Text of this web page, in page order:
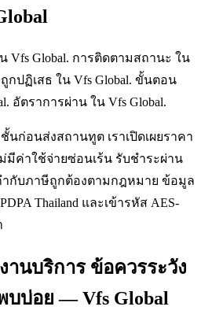
Global. การติดตามสถานะ ใน
กปฏิเสธ ใน Vfs Global. ขั้นตอน
อัตราการผ่าน ใน Vfs Global.
นก่อนส่งสถานทูต เราเปิดเผยราคา
มีค่าใช้จ่ายซ่อนเร้น รับชำระผ่าน
ำกับภาษีถูกต้องตามกฎหมาย ข้อมูล
Thailand และเข้ารหัส AES-
นบริการ ข้อควรระวัง
บ่อย — Vfs Global